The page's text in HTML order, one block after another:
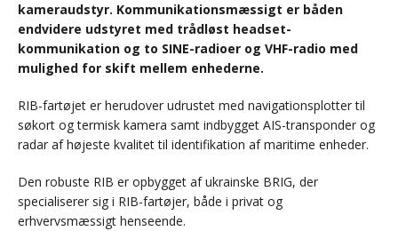
kameraudstyr. Kommunikationsmæssigt er båden
endvidere udstyret med trådløst headset-
kommunikation og to SINE-radioer og VHF-radio med
mulighed for skift mellem enhederne.
RIB-fartøjet er herudover udrustet med navigationsplotter til
søkort og termisk kamera samt indbygget AIS-transponder og
radar af højeste kvalitet til identifikation af maritime enheder.
Den robuste RIB er opbygget af ukrainske BRIG, der
specialiserer sig i RIB-fartøjer, både i privat og
erhvervsmæssigt henseende.